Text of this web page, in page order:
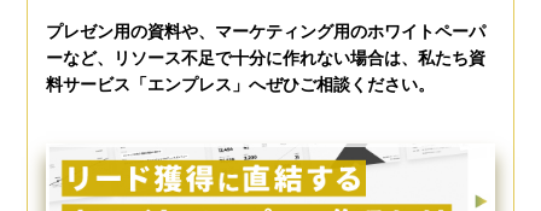
プレゼン用の資料や、マーケティング用のホワイトペーパ
ーなど、リソース不足で十分に作れない場合は、私たち資
料サービス「エンプレス」へぜひご相談ください。